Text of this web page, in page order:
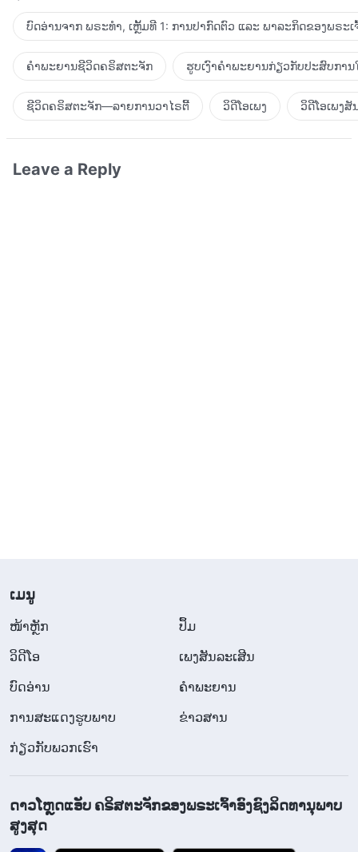
ບົດອ່ານຈາກ ພຣະທຳ, ເຫຼັ້ມທີ 1: ການປາກົດຕົວ ແລະ ພາລະກິດຂອງພຣະເ
ຄຳພະຍານຊີວິດຄຣິສຕະຈັກ ຮູບເງົາຄຳພະຍານກ່ຽວກັບປະສົບກາ
ຊີວິດຄຣິສຕະຈັກ—ລາຍການວາໄຣຕີ້ ວິດີໂອເພງ ວິດີໂອເພງສັ
Leave a Reply
​ເມ​ນູ
​ໜ້າຫຼັກ
ປຶ້ມ
ວິ​ດີ​ໂອ
ເພງສັນລະເສີນ
ບົດອ່ານ
ຄຳພະຍານ
ການສະແດງຮູບພາບ
ຂ່າວສານ
ກ່ຽວກັບພວກເຮົາ
ດາວໂຫຼດແອັບ ຄຣິສຕະຈັກຂອງພຣະເຈົ້າອົງຊົງລິດທານຸພາບ
ສູງສຸດ